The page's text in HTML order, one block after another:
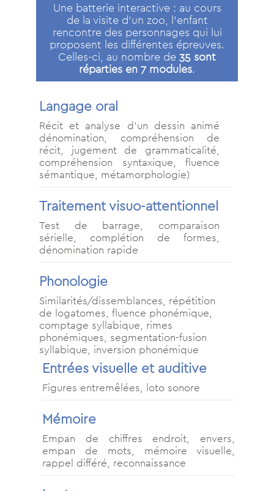
Une batterie interactive : au cours
de la visite d’un zoo, l’enfant
rencontre des personnages qui lui
proposent les différentes épreuves.
Celles-ci, au nombre de 35 sont
réparties en 7 modules.
Langage oral
Récit et analyse d’un dessin animé
dénomination, compréhension de
récit, jugement de grammaticalité,
compréhension syntaxique, fluence
sémantique, métamorphologie)
Traitement visuo-attentionnel
Test de barrage, comparaison
sérielle, complétion de formes,
dénomination rapide
Phonologie
Similarités/dissemblances, répétition
de logatomes, fluence phonémique,
comptage syllabique, rimes
phonémiques, segmentation-fusion
syllabique, inversion phonémique
Entrées visuelle et auditive
Figures entremêlées, loto sonore
Mémoire
Empan de chiffres endroit, envers,
empan de mots, mémoire visuelle,
rappel différé, reconnaissance